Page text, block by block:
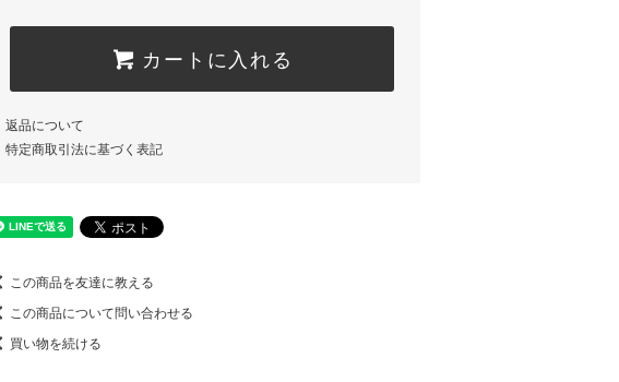
カートに入れる
返品について
特定商取引法に基づく表記
この商品を友達に教える
この商品について問い合わせる
買い物を続ける